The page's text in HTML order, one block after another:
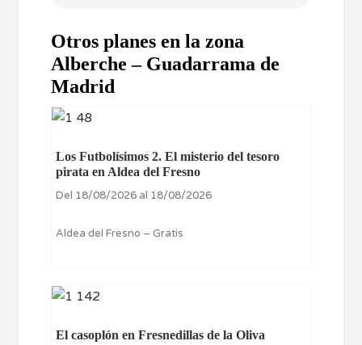
Otros planes en la zona
Alberche – Guadarrama de
Madrid
Los Futbolísimos 2. El misterio del tesoro
pirata en Aldea del Fresno
Del 18/08/2026 al 18/08/2026
Aldea del Fresno – Gratis
El casoplón en Fresnedillas de la Oliva